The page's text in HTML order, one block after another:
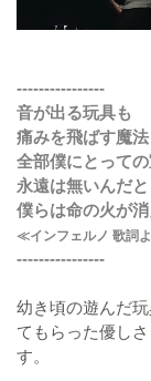
----------------
音が出る玩具も
痛みを飛ばす魔法
全部僕にとって
永遠は無いんだ
僕らは命の火が
≪インフェルノ 歌詞
----------------
幼き頃の遊んだ
てもらった優し
す。